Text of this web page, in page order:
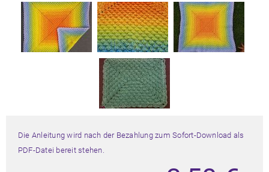
Die Anleitung wird nach der Bezahlung zum Sofort-Download als
PDF-Datei bereit stehen.